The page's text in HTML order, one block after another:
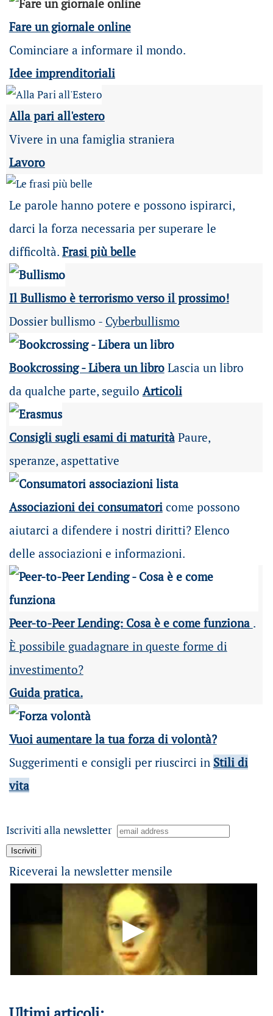
Fare un giornale online
Cominciare a informare il mondo.
Idee imprenditoriali
Alla pari all'estero
Vivere in una famiglia straniera
Lavoro
Le parole hanno potere e possono ispirarci,
darci la forza necessaria per superare le
difficoltà. Frasi più belle
Il Bullismo è terrorismo verso il prossimo!
Dossier bullismo - Cyberbullismo
Bookcrossing - Libera un libroLascia un libro
da qualche parte, seguilo Articoli
Consigli sugli esami di maturità Paure,
speranze, aspettative
Associazioni dei consumatoricome possono
aiutarci a difendere i nostri diritti? Elenco
delle associazioni e informazioni.
Peer-to-Peer Lending: Cosa è e come funziona .
È possibile guadagnare in queste forme di
investimento?
Guida pratica.
Vuoi aumentare la tua forza di volontà?
Suggerimenti e consigli per riuscirci in Stili di
vita
Iscriviti alla newsletter
Riceverai la newsletter mensile